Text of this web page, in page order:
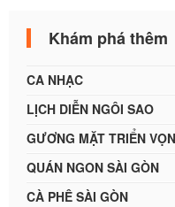
Khám phá thêm
CA NHẠC
LỊCH DIỄN NGÔI SAO
GƯƠNG MẶT TRIỂN
QUÁN NGON SÀI GÒN
CÀ PHÊ SÀI GÒN